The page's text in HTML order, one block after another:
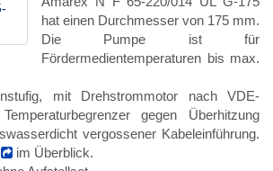
hat einen Durchmesser von 175 mm.
Die Pumpe ist für
Fördermedientemperaturen bis max.
mit Drehstrommotor nach VDE-
gegen Überhitzung
vergossener Kabeleinführung.
im Überblick.